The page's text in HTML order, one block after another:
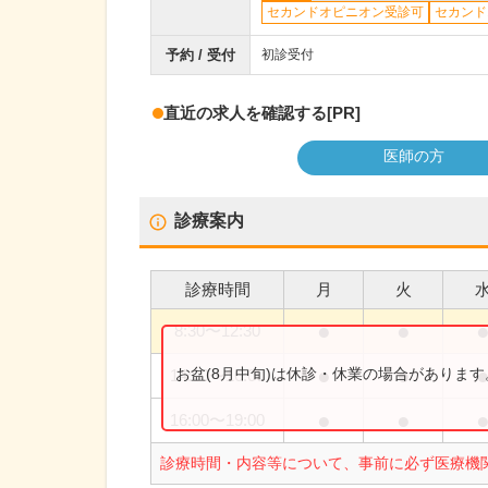
セカンドオピニオン受診可 セカン
予約 / 受付 初診受付
直近の求人を確認する[PR]
医師の方
診療案内
診療時間 月 火
8:30〜12:30 ● ●
14:00〜16:00 ● ●
診療時間・内容等について、事前に必ず医療機
お盆(8月中旬)は休診・休業の場合がありま